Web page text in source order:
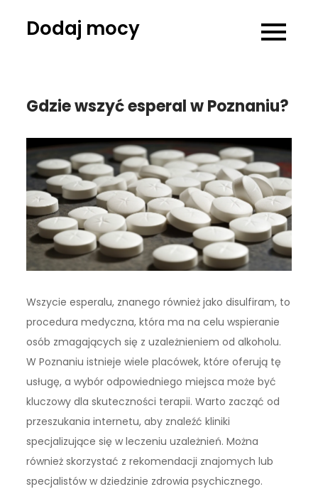
Dodaj mocy
Gdzie wszyć esperal w Poznaniu?
Wszycie esperalu, znanego również jako disulfiram, to
procedura medyczna, która ma na celu wspieranie
osób zmagających się z uzależnieniem od alkoholu.
W Poznaniu istnieje wiele placówek, które oferują tę
usługę, a wybór odpowiedniego miejsca może być
kluczowy dla skuteczności terapii. Warto zacząć od
przeszukania internetu, aby znaleźć kliniki
specjalizujące się w leczeniu uzależnień. Można
również skorzystać z rekomendacji znajomych lub
specjalistów w dziedzinie zdrowia psychicznego.